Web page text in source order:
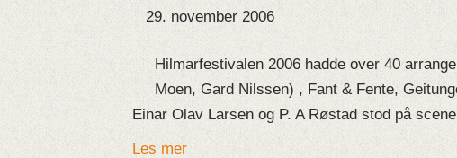
29. november 2006
Hilmarfestivalen 2006 hadde over 40
Moen, Gard Nilssen) , Fant & Fente,
Einar Olav Larsen og P. A Røstad stod på
Les mer